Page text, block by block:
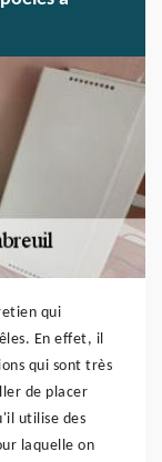
qui
En effet, il
qui sont très
de placer
utilise des
laquelle on